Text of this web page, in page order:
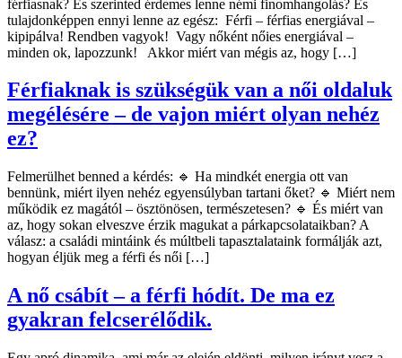
férfiasnak? És szerinted érdemes lenne némi finomhangolás? És
tulajdonképpen ennyi lenne az egész: Férfi – férfias energiával –
kipipálva! Rendben vagyok! Vagy nőként nőies energiával –
minden ok, lapozzunk! Akkor miért van mégis az, hogy […]
Férfiaknak is szükségük van a női oldaluk
megélésére – de vajon miért olyan nehéz
ez?
Felmerülhet benned a kérdés: 🔹 Ha mindkét energia ott van
bennünk, miért ilyen nehéz egyensúlyban tartani őket? 🔹 Miért nem
működik ez magától – ösztönösen, természetesen? 🔹 És miért van
az, hogy sokan elveszve érzik magukat a párkapcsolataikban? A
válasz: a családi mintáink és múltbeli tapasztalataink formálják azt,
hogyan éljük meg a férfi és női […]
A nő csábít – a férfi hódít. De ma ez
gyakran felcserélődik.